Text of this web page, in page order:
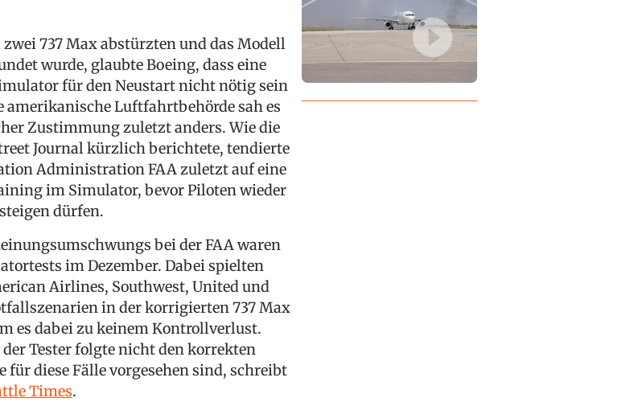
737 Max abstürzten und das Modell
wurde, glaubte Boeing, dass eine
für den Neustart nicht nötig sein
amerikanische Luftfahrtbehörde sah es
Zustimmung zuletzt anders. Wie die
Journal kürzlich berichtete, tendierte
Administration FAA zuletzt auf eine
im Simulator, bevor Piloten wieder
dürfen.
bei der FAA waren
im Dezember. Dabei spielten
Airlines, Southwest, United und
in der korrigierten 737 Max
es dabei zu keinem Kontrollverlust.
Tester folgte nicht den korrekten
für diese Fälle vorgesehen sind, schreibt
Times.